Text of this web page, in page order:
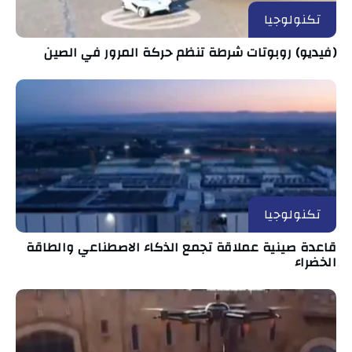
تكنولوجيا
(فيديو) روبوتات شرطة تنظم حركة المرور في الصين
تكنولوجيا
قاعدة صينية عملاقة تجمع الذكاء الاصطناعي والطاقة
الخضراء